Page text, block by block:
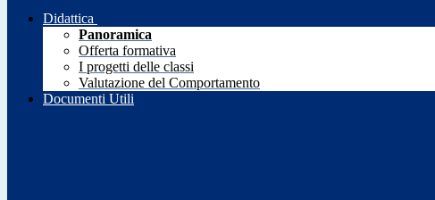
Didattica
Panoramica
Offerta formativa
I progetti delle classi
Valutazione del Comportamento
Documenti Utili